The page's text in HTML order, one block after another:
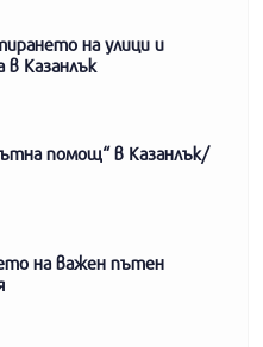
на улици и
Казанлък
помощ“ в Казанлък/
на важен пътен